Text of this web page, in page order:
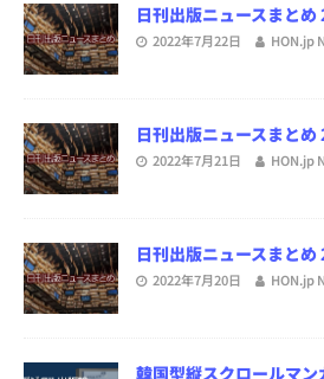
日刊出版ニュースまと
2022年7月22日 HON.jp
日刊出版ニュースまと
2022年7月21日 HON.jp
日刊出版ニュースまと
2022年7月20日 HON.jp
韓国型縦スクロールマ